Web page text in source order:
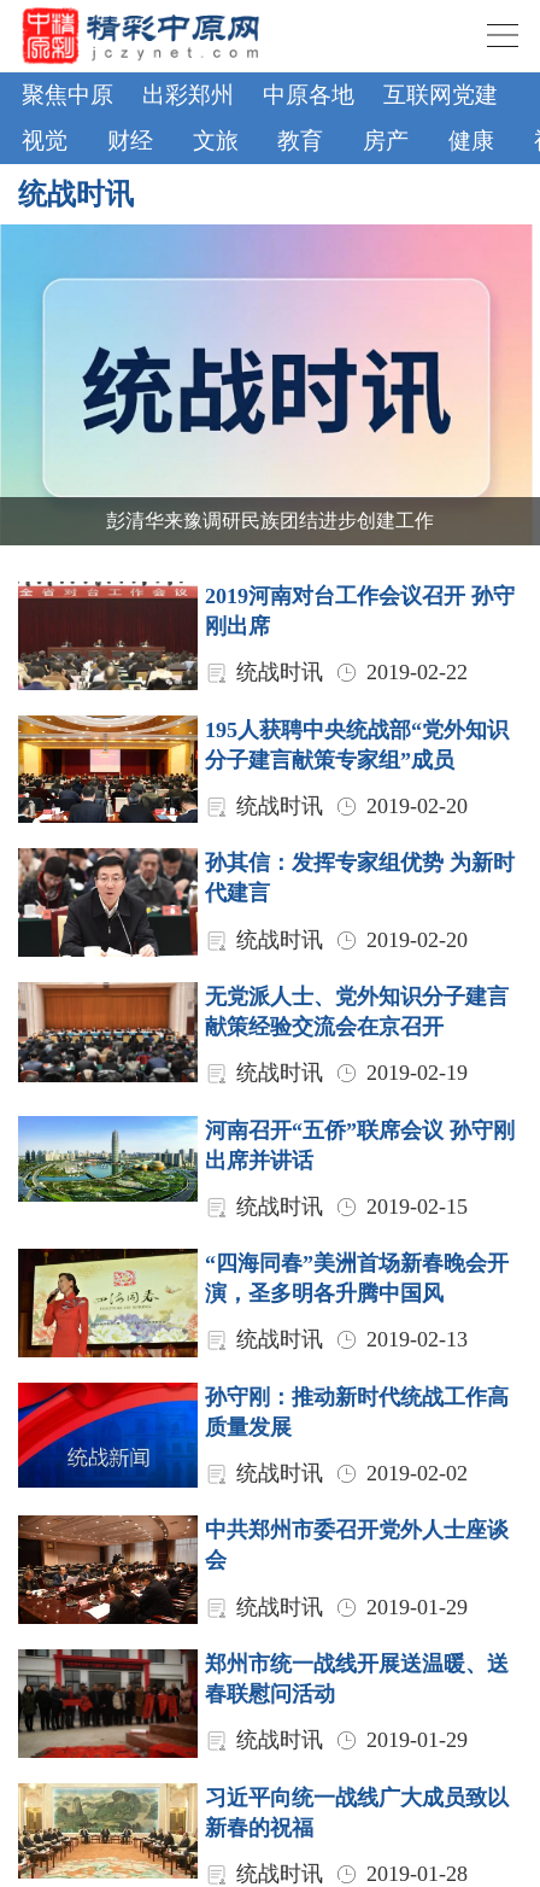
聚焦中原 出彩郑州 中原各地 互联网党建
视觉
财经 文旅 教育 房产 健康
统战时讯
彭清华来豫调研民族团结进步创建工作
2019河南对台工作会议召开 孙守
刚出席
统战时讯
2019-02-22
195人获聘中央统战部“党外知识
分子建言献策专家组”成员
统战时讯
2019-02-20
孙其信：发挥专家组优势 为新时
代建言
统战时讯
2019-02-20
无党派人士、党外知识分子建言
献策经验交流会在京召开
统战时讯
2019-02-19
河南召开“五侨”联席会议 孙守刚
出席并讲话
统战时讯
2019-02-15
“四海同春”美洲首场新春晚会开
演，圣多明各升腾中国风
统战时讯
2019-02-13
孙守刚：推动新时代统战工作高
质量发展
统战时讯
2019-02-02
中共郑州市委召开党外人士座谈
会
统战时讯
2019-01-29
郑州市统一战线开展送温暖、送
春联慰问活动
统战时讯
2019-01-29
习近平向统一战线广大成员致以
新春的祝福
统战时讯
2019-01-28